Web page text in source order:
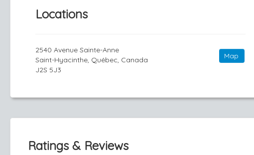
Locations
2540 Avenue Sainte-Anne
Saint-Hyacinthe, Québec, Canada
J2S 5J3
Map
Ratings & Reviews